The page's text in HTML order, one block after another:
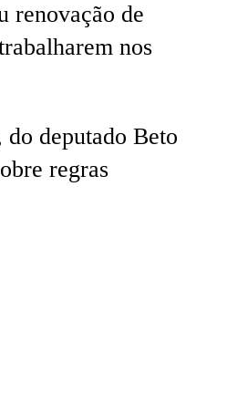
renovação de
nos
deputado Beto
regras